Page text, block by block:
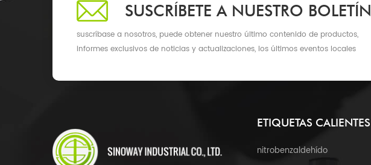
SUSCRÍBETE A NUESTRO BOLETÍN
suscríbase a nosotros, puede obtener nuestro último contenido de productos,
informes exclusivos de noticias y actualizaciones, los últimos eventos locales
ETIQUETAS CALIENTES
nitrobenzaldehído